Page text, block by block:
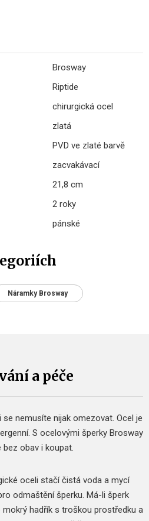
Brosway
Riptide
chirurgická ocel
zlatá
PVD ve zlaté barvě
zacvakávací
21,8 cm
2 roky
pánské
Náramky Brosway
a péče
nemusíte nijak omezovat. Ocel je
S ocelovými šperky Brosway
bez obav i koupat.
oceli stačí čistá voda a mycí
odmaštění šperku. Má-li šperk
mokrý hadřík s troškou prostředku a